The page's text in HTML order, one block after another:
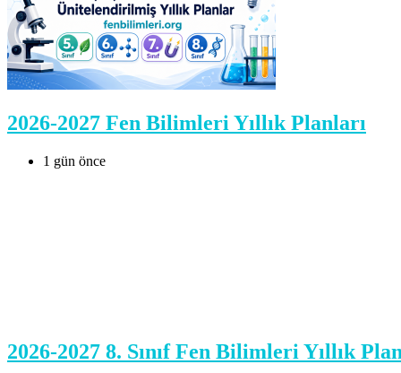
2026-2027 Fen Bilimleri Yıllık Planları
1 gün önce
2026-2027 8. Sınıf Fen Bilimleri Yıllık